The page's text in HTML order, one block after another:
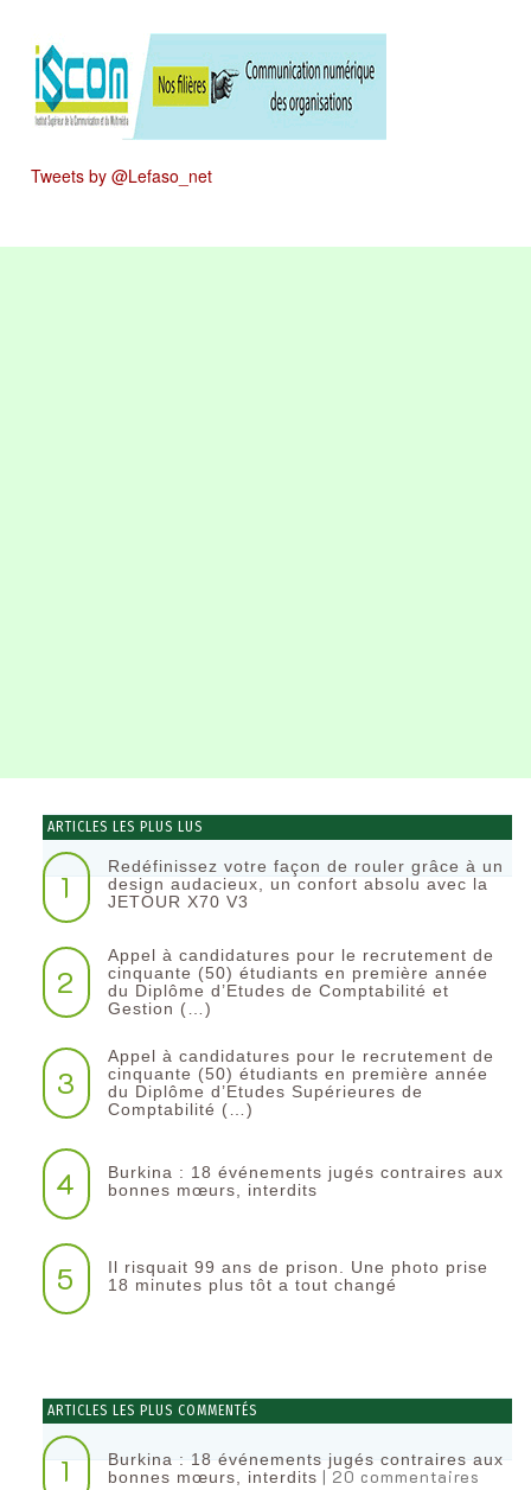
Tweets by @Lefaso_net
ARTICLES LES PLUS LUS
1
Redéfinissez votre façon de rouler grâce à un
design audacieux, un confort absolu avec la
JETOUR X70 V3
2
Appel à candidatures pour le recrutement de
cinquante (50) étudiants en première année
du Diplôme d’Etudes de Comptabilité et
Gestion (…)
3
Appel à candidatures pour le recrutement de
cinquante (50) étudiants en première année
du Diplôme d’Etudes Supérieures de
Comptabilité (…)
4
Burkina : 18 événements jugés contraires aux
bonnes mœurs, interdits
5
Il risquait 99 ans de prison. Une photo prise
18 minutes plus tôt a tout changé
ARTICLES LES PLUS COMMENTÉS
1
Burkina : 18 événements jugés contraires aux
bonnes mœurs, interdits | 20 commentaires